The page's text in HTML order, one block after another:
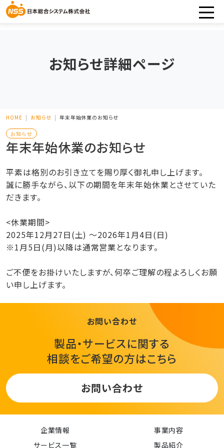
お知らせ詳細ページ
HOME お知らせ 年末年始休業のお知らせ
お知らせ
年末年始休業のお知らせ
平素は格別のお引き立てを賜り厚く御礼申し上げます。
誠に勝手ながら、以下の期間を年末年始休業とさせていた
だきます。
<休業期間>
2025年12月27日(土) ～2026年1月4日(日)
※1月5日(月)以降は通常営業となります。
ご不便をお掛けいたしますが、何卒ご理解の程よろしくお願
い申し上げます。
お問い合わせ
製品・サービスに関する
相談をご希望の方はこちら
お問い合わせ
企業情報
サービス一覧
事業内容
製品紹介